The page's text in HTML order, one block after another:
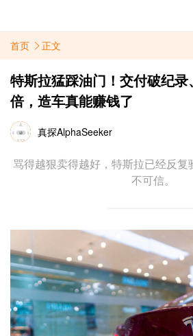
首页 正文
特斯拉猛踩油门！交付破纪
倍，造车真能赚钱了
真探AlphaSeeker
骂得越狠卖得越好，特斯拉已经反复
不可信。